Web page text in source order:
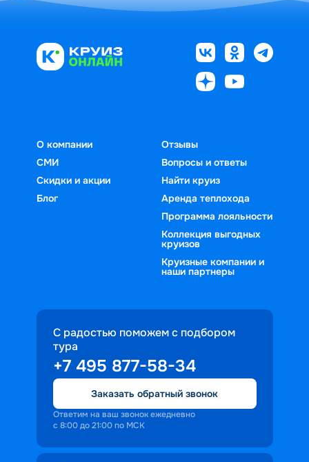
О компании
СМИ
Скидки и акции
Блог
Отзывы
Вопросы и ответы
Найти круиз
Аренда теплохода
Программа лояльности
Коллекция выгодных
круизов
Круизные компании и
наши партнеры
С радостью поможем с подбором
тура
+7 495 877-58-34
Заказать обратный звонок
Ответим на ваш звонок ежедневно
с 8:00 до 21:00 по МСК